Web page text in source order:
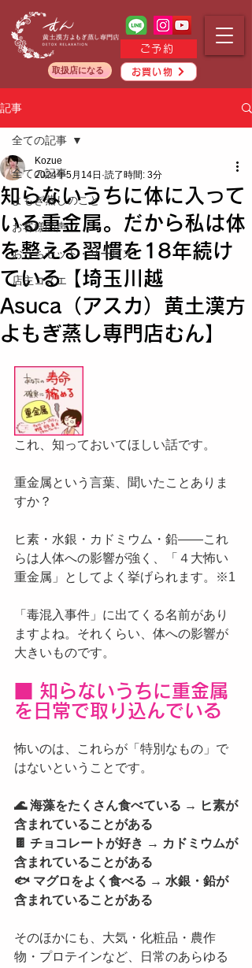
ご予約
お買い物
取扱店になる
記事
全ての記事
よもぎ蒸しのこと
お客様の声
おうちセット・サービス
店主コズエ
全ての記事
知らないうちに体に入って
いる重金属。だから私は体
を整える習慣を18年続け
ている【埼玉川越
Asuca（アスカ）黄土漢方
よもぎ蒸し専門店むん】
Kozue
2024年5月14日 読了時間: 3分
これ、知っておいてほしい話です。
重金属という言葉、聞いたことありま
すか？
ヒ素・水銀・カドミウム・鉛——これ
らは人体への影響が強く、「４大怖い
重金属」としてよく挙げられます。※1
「毒混入事件」に出てくる名前があり
ますよね。それくらい、体への影響が
大きいものです。
■ 知らないうちに重金属
を日常で取り込んでいる
怖いのは、これらが「特別なもの」で
はないということです。
🌊 海藻をたくさん食べている → ヒ素が
含まれていることがある
🍫 チョコレートが好き → カドミウムが
含まれていることがある
🐟 マグロをよく食べる → 水銀・鉛が
含まれていることがある
そのほかにも、大気・化粧品・農作
物・プロテインなど、日常のあらゆる